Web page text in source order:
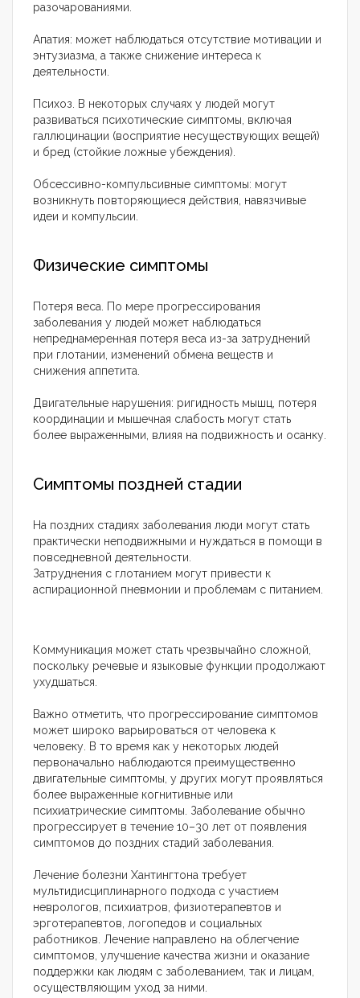
разочарованиями.
Апатия: может наблюдаться отсутствие мотивации и
энтузиазма, а также снижение интереса к
деятельности.
Психоз. В некоторых случаях у людей могут
развиваться психотические симптомы, включая
галлюцинации (восприятие несуществующих вещей)
и бред (стойкие ложные убеждения).
Обсессивно-компульсивные симптомы: могут
возникнуть повторяющиеся действия, навязчивые
идеи и компульсии.
Физические симптомы
Потеря веса. По мере прогрессирования
заболевания у людей может наблюдаться
непреднамеренная потеря веса из-за затруднений
при глотании, изменений обмена веществ и
снижения аппетита.
Двигательные нарушения: ригидность мышц, потеря
координации и мышечная слабость могут стать
более выраженными, влияя на подвижность и осанку.
Симптомы поздней стадии
На поздних стадиях заболевания люди могут стать
практически неподвижными и нуждаться в помощи в
повседневной деятельности.
Затруднения с глотанием могут привести к
аспирационной пневмонии и проблемам с питанием.
Коммуникация может стать чрезвычайно сложной,
поскольку речевые и языковые функции продолжают
ухудшаться.
Важно отметить, что прогрессирование симптомов
может широко варьироваться от человека к
человеку. В то время как у некоторых людей
первоначально наблюдаются преимущественно
двигательные симптомы, у других могут проявляться
более выраженные когнитивные или
психиатрические симптомы. Заболевание обычно
прогрессирует в течение 10–30 лет от появления
симптомов до поздних стадий заболевания.
Лечение болезни Хантингтона требует
мультидисциплинарного подхода с участием
неврологов, психиатров, физиотерапевтов и
эрготерапевтов, логопедов и социальных
работников. Лечение направлено на облегчение
симптомов, улучшение качества жизни и оказание
поддержки как людям с заболеванием, так и лицам,
осуществляющим уход за ними.